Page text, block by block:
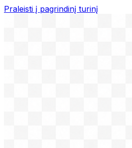
Praleisti į pagrindinį turinį